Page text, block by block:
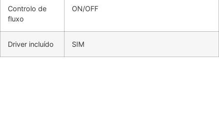
Controlo de
fluxo
ON/OFF
Driver incluído SIM